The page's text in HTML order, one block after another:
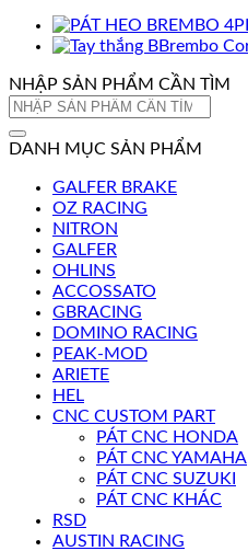
NHẬP SẢN PHẨM CẦN TÌM
Tìm
DANH MỤC SẢN PHẨM
GALFER BRAKE
OZ RACING
NITRON
GALFER
OHLINS
ACCOSSATO
GBRACING
DOMINO RACING
PEAK-MOD
ARIETE
HEL
CNC CUSTOM PART
PÁT CNC HONDA
PÁT CNC YAMAHA
PÁT CNC SUZUKI
PÁT CNC KHÁC
RSD
AUSTIN RACING